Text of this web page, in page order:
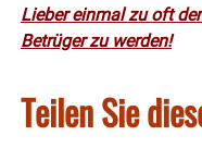
Lieber einmal zu oft
Betrüger zu werden!
Teilen Sie